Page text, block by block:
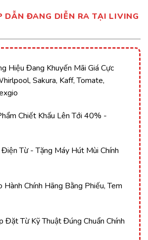
DẪN ĐANG DIỄN RA TẠI LIVING
Hiệu Đang Khuyến Mãi Giá Cực
Sakura, Kaff, Tomate,
Chiết Khấu Lên Tới 40% -
Từ - Tặng Máy Hút Mùi Chính
Chính Hãng Bằng Phiếu, Tem
Đặt Từ Kỹ Thuật Đúng Chuẩn Chính